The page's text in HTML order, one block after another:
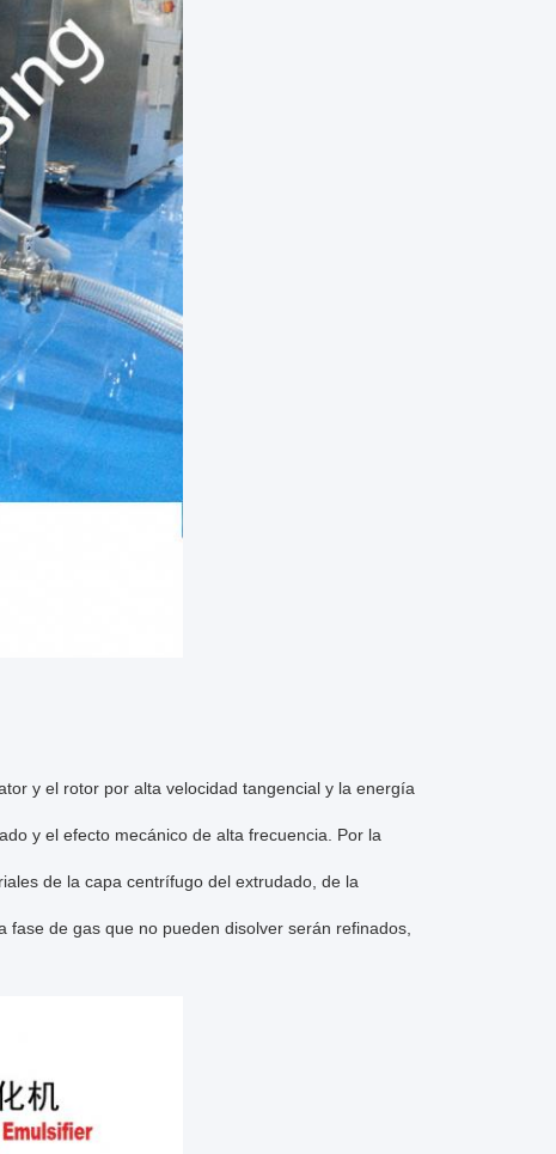
y el rotor por alta velocidad tangencial y la energía
y el efecto mecánico de alta frecuencia. Por la
de la capa centrífugo del extrudado, de la
de gas que no pueden disolver serán refinados,